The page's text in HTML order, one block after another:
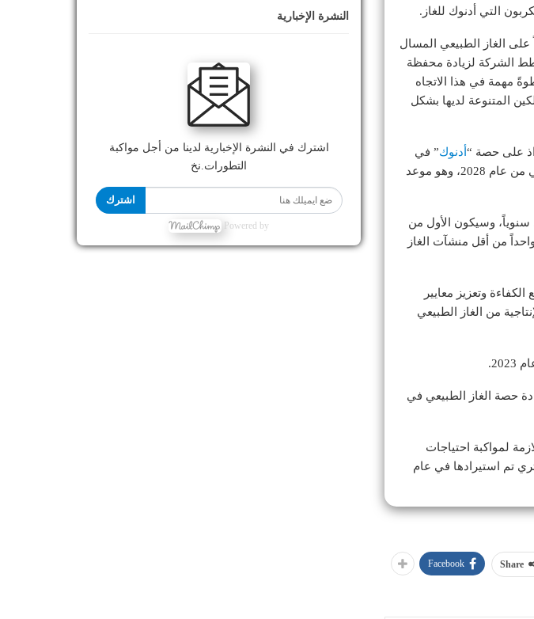
التي أدنوك للغاز.
على الغاز الطبيعي المسال
الشركة لزيادة محفظة
مهمة في هذا الاتجاه
المتنوعة لديها بشكل
على حصة “ أدنوك” في
مشروع الرويس للغاز الطبيعي المسال البالغة 60% بسعر التكلفة، وذلك بحلول النصف الثاني من عام 2028، وهو موعد
بسعة إنتاجية تبلغ 4.8 مليون طن متري سنوياً، وسيكون الأول من
من أقل منشآت الغاز
وتعزيز معايير
في عام 2029، من رفع سعتها الإنتاجية من الغاز الطبيعي
حصة الغاز الطبيعي في
لمواكبة احتياجات
بمقدار الضعف بالمقارنة مع 21 مليون طن متري تم استيرادها في عام
Share
Facebook
النشرة الإخبارية
اشترك في النشرة الإخبارية لدينا من أجل مواكبة
التطورات.نخ
اشترك
Powered by